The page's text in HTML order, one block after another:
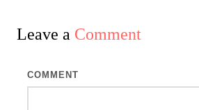
Leave a Comment
COMMENT